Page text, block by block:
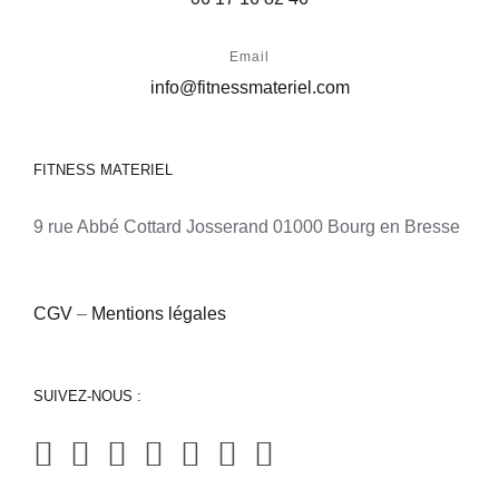
Email
info@fitnessmateriel.com
FITNESS MATERIEL
9 rue Abbé Cottard Josserand 01000 Bourg en Bresse
CGV – Mentions légales
SUIVEZ-NOUS :